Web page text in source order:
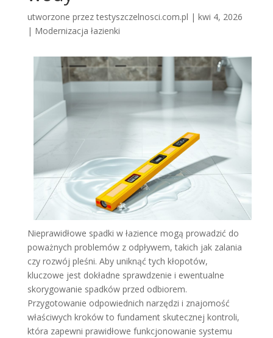
utworzone przeztestyszczelnosci.com.pl | kwi 4, 2026
| Modernizacja łazienki
Nieprawidłowe spadki w łazience mogą prowadzić do
poważnych problemów z odpływem, takich jak zalania
czy rozwój pleśni. Aby uniknąć tych kłopotów,
kluczowe jest dokładne sprawdzenie i ewentualne
skorygowanie spadków przed odbiorem.
Przygotowanie odpowiednich narzędzi i znajomość
właściwych kroków to fundament skutecznej kontroli,
która zapewni prawidłowe funkcjonowanie systemu